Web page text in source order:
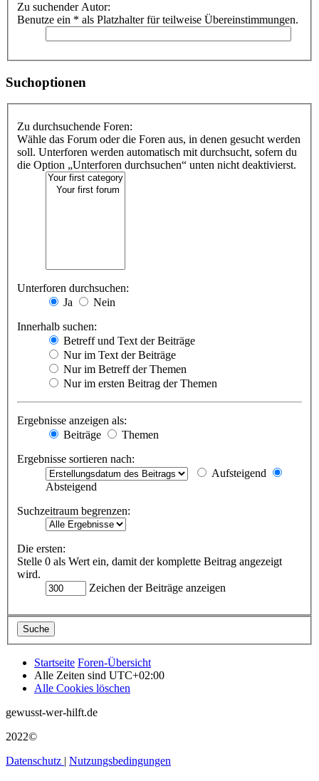
Zu suchender Autor:
Benutze ein * als Platzhalter für teilweise Übereinstimmungen.
Suchoptionen
Zu durchsuchende Foren:
Wähle das Forum oder die Foren aus, in denen gesucht werden
soll. Unterforen werden automatisch mit durchsucht, sofern du
die Option „Unterforen durchsuchen“ unten nicht deaktivierst.
Unterforen durchsuchen:
Ja
Nein
Innerhalb suchen:
Betreff und Text der Beiträge
Nur im Text der Beiträge
Nur im Betreff der Themen
Nur im ersten Beitrag der Themen
Ergebnisse anzeigen als:
Beiträge
Themen
Ergebnisse sortieren nach:
Aufsteigend
Absteigend
Suchzeitraum begrenzen:
Die ersten:
Stelle 0 als Wert ein, damit der komplette Beitrag angezeigt
wird.
Zeichen der Beiträge anzeigen
Startseite Foren-Übersicht
Alle Zeiten sind UTC+02:00
Alle Cookies löschen
gewusst-wer-hilft.de
2022©
Datenschutz | Nutzungsbedingungen